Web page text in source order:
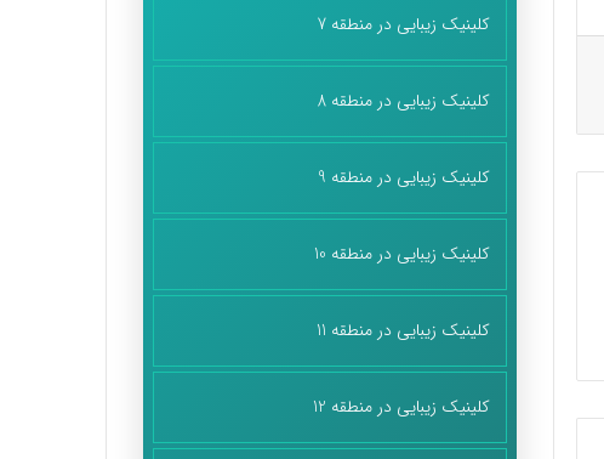
کلینیک زیبایی در منطقه 7
کلینیک زیبایی در منطقه 8
کلینیک زیبایی در منطقه 9
کلینیک زیبایی در منطقه 10
کلینیک زیبایی در منطقه 11
کلینیک زیبایی در منطقه 12